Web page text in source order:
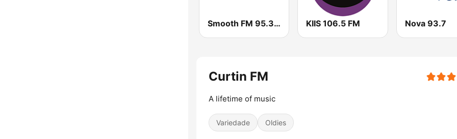
Smooth FM 95.3 Sydney KIIS 106.5 FM Nova 93.7
Curtin FM
A lifetime of music
Variedade Oldies